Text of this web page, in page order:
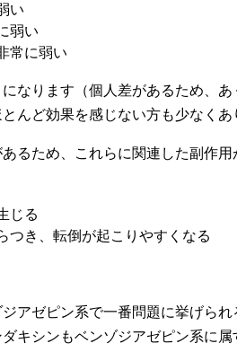
い
弱い
常に弱い
なります（個人差があるため、
んど効果を感じない方も少なくあ
るため、これらに関連した副作
じる
つき、転倒が起こりやすくなる
アゼピン系で一番問題に挙げられ
ダキシンもベンゾジアゼピン系に